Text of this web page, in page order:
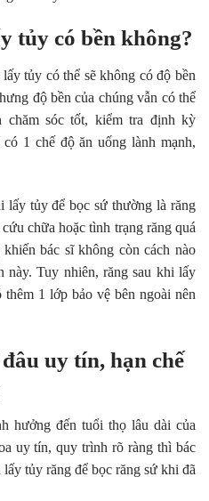
tủy có bền không?
tủy có thể sẽ không có độ bền
độ bền của chúng vẫn có thể
chăm sóc tốt, kiểm tra định kỳ
1 chế độ ăn uống lành mạnh,
lấy tủy để bọc sứ thường là răng
chữa hoặc tình trạng răng quá
bác sĩ không còn cách nào
này. Tuy nhiên, răng sau khi lấy
1 lớp bảo vệ bên ngoài nên
uy tín, hạn chế
hưởng đến tuổi thọ lâu dài của
uy tín, quy trình rõ ràng thì bác
tủy răng để bọc răng sứ khi đã